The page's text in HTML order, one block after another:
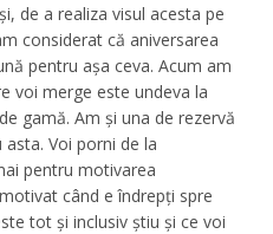
de a realiza visul acesta pe
considerat că aniversarea
pentru aşa ceva. Acum am
voi merge este undeva la
gamă. Am şi una de rezervă
Voi porni de la
pentru motivarea
când e îndrepţi spre
tot şi inclusiv ştiu şi ce voi